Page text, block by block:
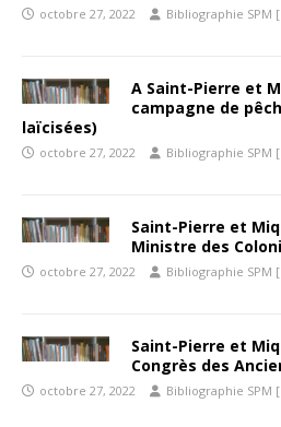
octobre 27, 2022 Bibliographie SPM
A Saint-Pierre et
campagne de
laïcisées)
octobre 27, 2022 Bibliographie SPM
Saint-Pierre et
Ministre des
octobre 27, 2022 Bibliographie SPM
Saint-Pierre et
Congrès des
octobre 27, 2022 Bibliographie SPM